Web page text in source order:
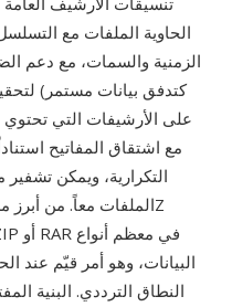
الحاوية الملفات مع
الزمنية والسمات، مع دعم
كتدفق بيانات مستمر)
على الأرشيفات التي
البيانات، وهو أمر قيّم عند
النطاق الترددي. البنية